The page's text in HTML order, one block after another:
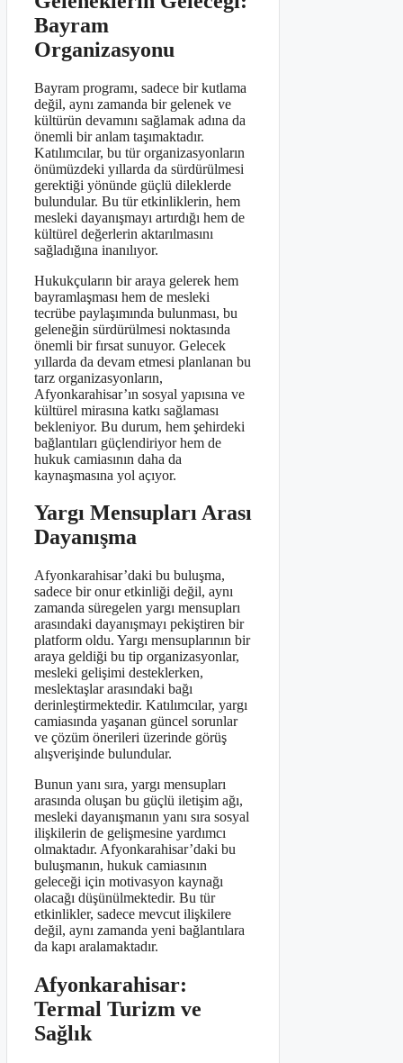
Bayram
Organizasyonu
Bayram programı, sadece bir kutlama
değil, aynı zamanda bir gelenek ve
kültürün devamını sağlamak adına da
önemli bir anlam taşımaktadır.
Katılımcılar, bu tür organizasyonların
önümüzdeki yıllarda da sürdürülmesi
gerektiği yönünde güçlü dileklerde
bulundular. Bu tür etkinliklerin, hem
mesleki dayanışmayı artırdığı hem de
kültürel değerlerin aktarılmasını
sağladığına inanılıyor.
Hukukçuların bir araya gelerek hem
bayramlaşması hem de mesleki
tecrübe paylaşımında bulunması, bu
geleneğin sürdürülmesi noktasında
önemli bir fırsat sunuyor. Gelecek
yıllarda da devam etmesi planlanan bu
tarz organizasyonların,
Afyonkarahisar’ın sosyal yapısına ve
kültürel mirasına katkı sağlaması
bekleniyor. Bu durum, hem şehirdeki
bağlantıları güçlendiriyor hem de
hukuk camiasının daha da
kaynaşmasına yol açıyor.
Yargı Mensupları Arası
Dayanışma
Afyonkarahisar’daki bu buluşma,
sadece bir onur etkinliği değil, aynı
zamanda süregelen yargı mensupları
arasındaki dayanışmayı pekiştiren bir
platform oldu. Yargı mensuplarının bir
araya geldiği bu tip organizasyonlar,
mesleki gelişimi desteklerken,
meslektaşlar arasındaki bağı
derinleştirmektedir. Katılımcılar, yargı
camiasında yaşanan güncel sorunlar
ve çözüm önerileri üzerinde görüş
alışverişinde bulundular.
Bunun yanı sıra, yargı mensupları
arasında oluşan bu güçlü iletişim ağı,
mesleki dayanışmanın yanı sıra sosyal
ilişkilerin de gelişmesine yardımcı
olmaktadır. Afyonkarahisar’daki bu
buluşmanın, hukuk camiasının
geleceği için motivasyon kaynağı
olacağı düşünülmektedir. Bu tür
etkinlikler, sadece mevcut ilişkilere
değil, aynı zamanda yeni bağlantılara
da kapı aralamaktadır.
Afyonkarahisar:
Termal Turizm ve
Sağlık